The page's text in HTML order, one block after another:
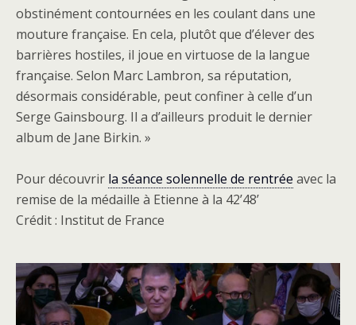
obstinément contournées en les coulant dans une
mouture française. En cela, plutôt que d’élever des
barrières hostiles, il joue en virtuose de la langue
française. Selon Marc Lambron, sa réputation,
désormais considérable, peut confiner à celle d’un
Serge Gainsbourg. Il a d’ailleurs produit le dernier
album de Jane Birkin. »
Pour découvrir la séance solennelle de rentrée avec la
remise de la médaille à Etienne à la 42’48’
Crédit : Institut de France